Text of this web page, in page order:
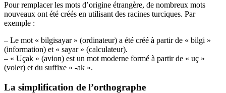
Pour remplacer les mots d’origine étrangère, de nombreux mots
nouveaux ont été créés en utilisant des racines turciques. Par
exemple :
– Le mot « bilgisayar » (ordinateur) a été créé à partir de « bilgi »
(information) et « sayar » (calculateur).
– « Uçak » (avion) est un mot moderne formé à partir de « uç »
(voler) et du suffixe « -ak ».
La simplification de l’orthographe